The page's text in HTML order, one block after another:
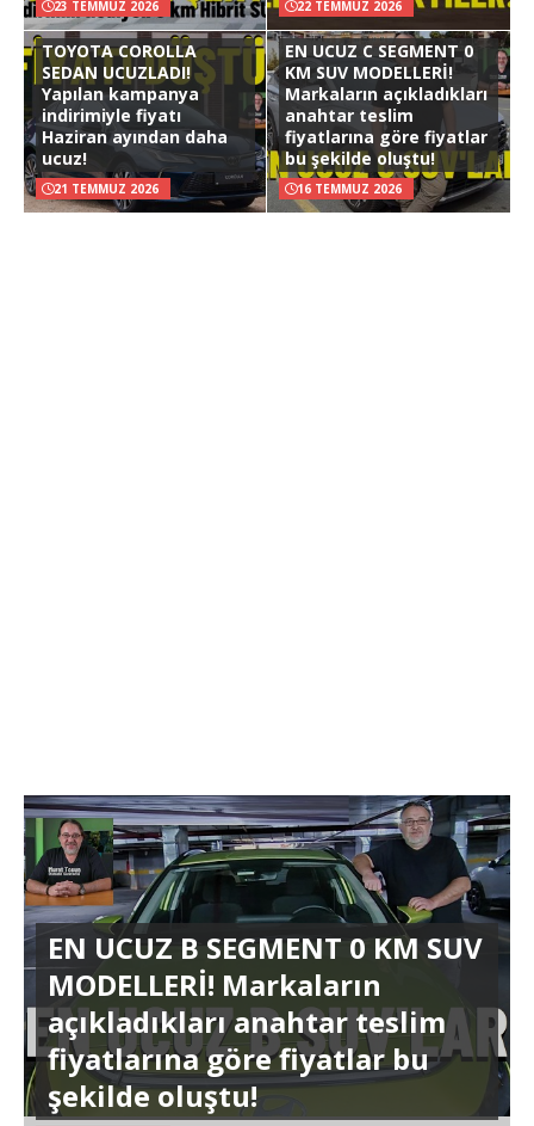
23 TEMMUZ 2026 22 TEMMUZ 2026
TOYOTA COROLLA
SEDAN UCUZLADI!
Yapılan kampanya
indirimiyle fiyatı
Haziran ayından daha
ucuz!
21 TEMMUZ 2026
EN UCUZ C SEGMENT 0
KM SUV MODELLERİ!
Markaların açıkladıkları
anahtar teslim
fiyatlarına göre fiyatlar
bu şekilde oluştu!
16 TEMMUZ 2026
EN UCUZ B SEGMENT 0 KM SUV
MODELLERİ! Markaların
açıkladıkları anahtar teslim
fiyatlarına göre fiyatlar bu
şekilde oluştu!